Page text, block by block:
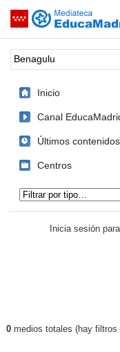
Saltar navegación
Palabra o frase:
Inicio
Canal
Últimos contenidos
Centros
Inicia sesión
Resultados de:
0medios totales (hay filtros